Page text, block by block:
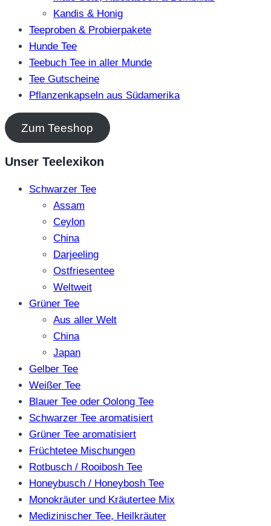
Kandis & Honig
Teeproben & Probierpakete
Hunde Tee
Teebuch Tee in aller Munde
Tee Gutscheine
Pflanzenkapseln aus Südamerika
Zum Teeshop
Unser Teelexikon
Schwarzer Tee
Assam
Ceylon
China
Darjeeling
Ostfriesentee
Weltweit
Grüner Tee
Aus aller Welt
China
Japan
Gelber Tee
Weißer Tee
Blauer Tee oder Oolong Tee
Schwarzer Tee aromatisiert
Grüner Tee aromatisiert
Früchtetee Mischungen
Rotbusch / Rooibosh Tee
Honeybusch / Honeybosh Tee
Monokräuter und Kräutertee Mix
Medizinischer Tee, Heilkräuter